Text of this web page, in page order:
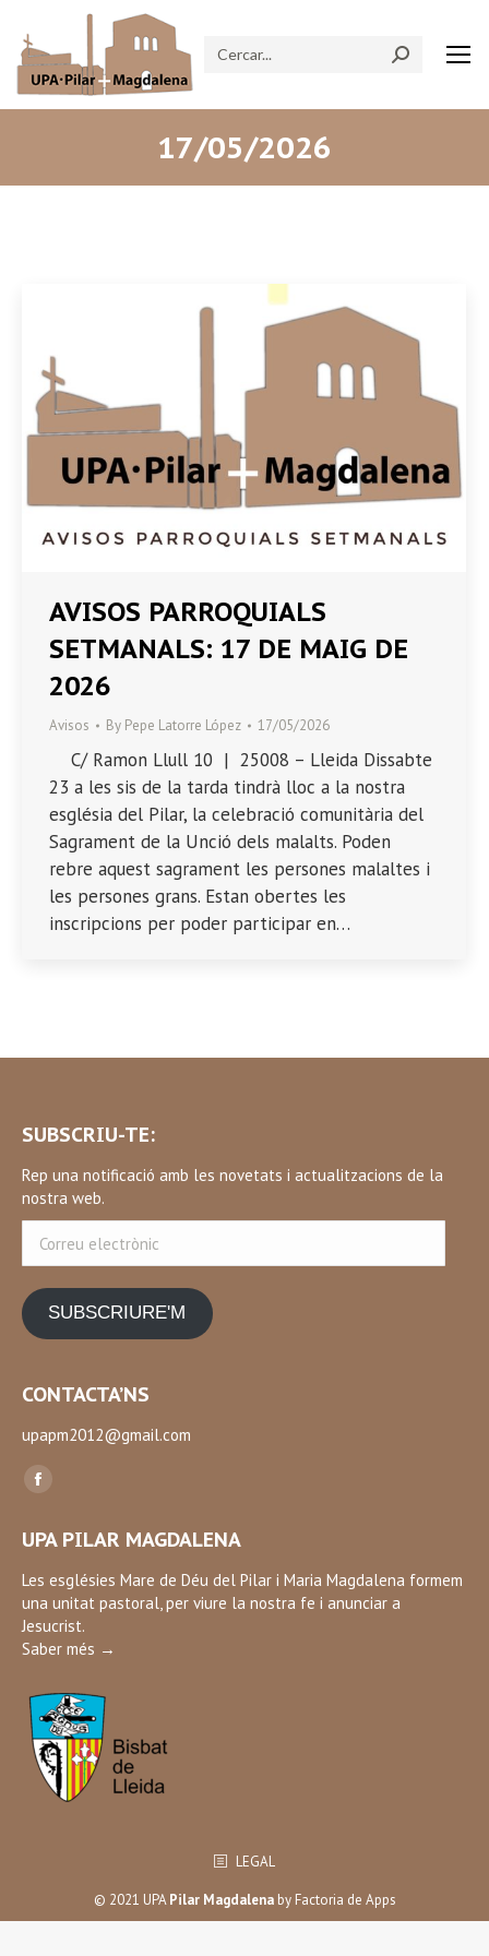
Search:
17/05/2026
AVISOS PARROQUIALS
SETMANALS: 17 DE MAIG DE
2026
Avisos By Pepe Latorre López 17/05/2026
C/ Ramon Llull 10 | 25008 – Lleida Dissabte
23 a les sis de la tarda tindrà lloc a la nostra
església del Pilar, la celebració comunitària del
Sagrament de la Unció dels malalts. Poden
rebre aquest sagrament les persones malaltes i
les persones grans. Estan obertes les
inscripcions per poder participar en…
SUBSCRIU-TE:
Rep una notificació amb les novetats i actualitzacions de la
nostra web.
electrònic
SUBSCRIURE'M
CONTACTA’NS
upapm2012@gmail.com
Find us on:
Facebook
opens
in
new
window
UPA PILAR MAGDALENA
Les esglésies Mare de Déu del Pilar i Maria Magdalena formem
una unitat pastoral, per viure la nostra fe i anunciar a
Jesucrist.
Saber més →
LEGAL
© 2021 UPAPilar Magdalenaby Factoria de Apps